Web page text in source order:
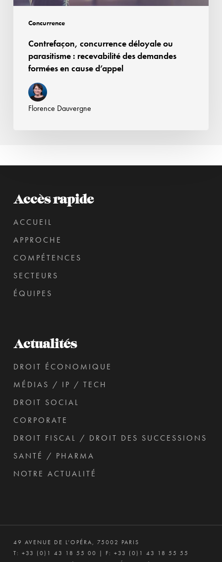
Concurrence
en
cause
Contrefaçon, concurrence déloyale ou
parasitisme : recevabilité des demandes
formées en cause d’appel
Florence Dauvergne
Accès rapide
ACCUEIL
APPROCHE
COMPÉTENCES
SECTEURS
ÉQUIPES
Actualités
DROIT ÉCONOMIQUE
MÉDIAS / IP / TECH
DROIT SOCIAL
CORPORATE
DROIT FISCAL / DROIT DES SUCCESSIONS
SANTÉ / PHARMA
NOTRE ACTUALITÉ
49 AVENUE DE L’OPÉRA, 75002 PARIS
T: +33 (0)1 43 18 55 00 | F: +33 (0)1 43 18 55 55